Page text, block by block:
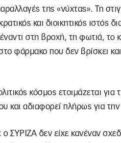
της «νύχτας». Τη
και διοικητικός ιστός
στη βροχή, τη φωτιά, το
φάρμακο που δεν βρίσκει
κόσμος ετοιμάζεται για
και αδιαφορεί πλήρως για
ΣΥΡΙΖΑ δεν είχε κανέναν